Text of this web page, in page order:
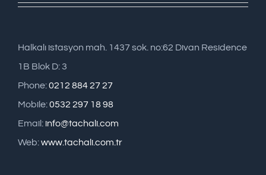
Halkalı istasyon mah. 1437 sok. no:62 Divan Residence
1B Blok D: 3
Phone:0212 884 27 27
Mobile:0532 297 18 98
Email: info@tachali.com
Web:www.tachali.com.tr